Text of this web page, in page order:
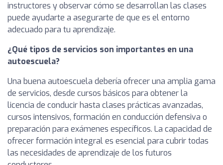
instructores y observar cómo se desarrollan las clases
puede ayudarte a asegurarte de que es el entorno
adecuado para tu aprendizaje.
¿Qué tipos de servicios son importantes en una
autoescuela?
Una buena autoescuela debería ofrecer una amplia gama
de servicios, desde cursos básicos para obtener la
licencia de conducir hasta clases prácticas avanzadas,
cursos intensivos, formación en conducción defensiva o
preparación para exámenes específicos. La capacidad de
ofrecer formación integral es esencial para cubrir todas
las necesidades de aprendizaje de los futuros